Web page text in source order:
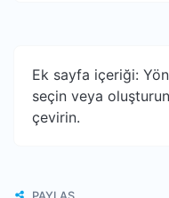
Ek sayfa içeriği:
seçin veya
çevirin.